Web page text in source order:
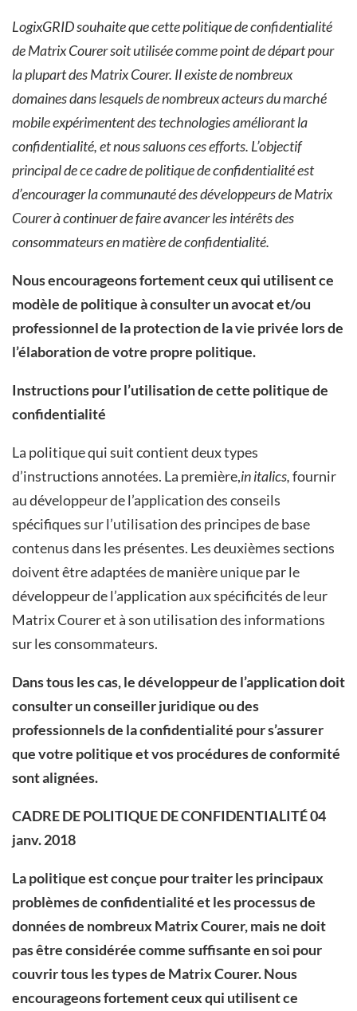
LogixGRID souhaite que cette politique de confidentialité
de Matrix Courer soit utilisée comme point de départ pour
la plupart des Matrix Courer. Il existe de nombreux
domaines dans lesquels de nombreux acteurs du marché
mobile expérimentent des technologies améliorant la
confidentialité, et nous saluons ces efforts. L’objectif
principal de ce cadre de politique de confidentialité est
d’encourager la communauté des développeurs de Matrix
Courer à continuer de faire avancer les intérêts des
consommateurs en matière de confidentialité.
Nous encourageons fortement ceux qui utilisent ce
modèle de politique à consulter unavocat et/ou
professionnel de la protection de la vie privée lors de
l’élaboration de votre propre politique.
Instructions pour l’utilisation de cette politique de
confidentialité
La politique qui suit contient deux types
d’instructions annotées. La première,in italics,fournir
au développeur de l’application des conseils
spécifiques sur l’utilisation des principes de base
contenus dans les présentes. Les deuxièmes sections
doivent être adaptées de manière unique par le
développeur de l’application aux spécificités de leur
Matrix Courer et à son utilisation des informations
sur les consommateurs.
Dans tous les cas, le développeur de l’application doit
consulter un conseiller juridique ou des
professionnels de la confidentialité pour s’assurer
que votre politique et vos procédures de conformité
sont alignées.
CADRE DE POLITIQUE DE CONFIDENTIALITÉ04
janv. 2018
La politique est conçue pour traiter les principaux
problèmes de confidentialité et les processus de
données de nombreux Matrix Courer, mais ne doit
pas être considérée comme suffisante en soi pour
couvrir tous les types de Matrix Courer. Nous
encourageons fortementceux qui utilisent ce